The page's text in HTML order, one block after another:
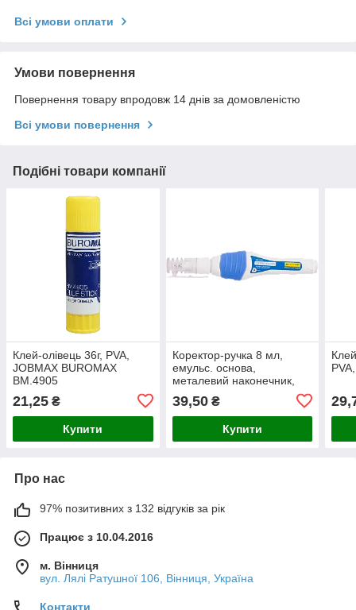
Всі умови оплати
Умови повернення
Повернення товару впродовж 14 днів за домовленістю
Всі умови повернення
Подібні товари компанії
Клей-олiвець 36г, PVA,
JOBMAX BUROMAX
BM.4905
21,25 ₴
Купити
Коректор-ручка 8 мл,
емульс. основа,
металевий наконечник,
гумовий грип BUROMAX
BM.1035
39,50₴
Купити
Про нас
97% позитивних з 132 відгуків за рік
Працює з 10.04.2016
м. Вінниця
вул. Лялі Ратушної 106, Вінниця, Україна
Контакти